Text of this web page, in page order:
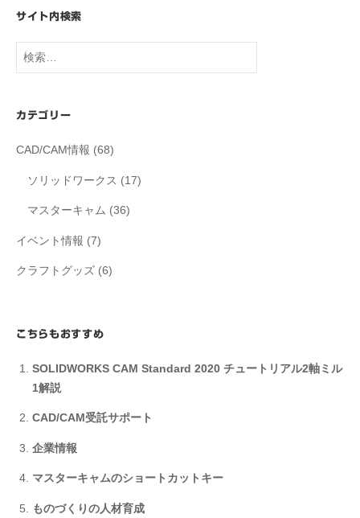
サイト内検索
検
カテゴリー
CAD/CAM情報 (68)
ソリッドワークス (17)
マスターキャム (36)
イベント情報 (7)
クラフトグッズ (6)
こちらもおすすめ
SOLIDWORKS CAM Standard 2020 チュートリアル2軸ミル
1解説
CAD/CAM受託サポート
企業情報
マスターキャムのショートカットキー
ものづくりの人材育成